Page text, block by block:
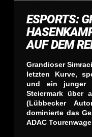
ESPORTS:
AUF DEM
Grandioser
letzten Kurve,
und ein junger
Steiermark über
(Lübbecker
dominierte das
ADAC